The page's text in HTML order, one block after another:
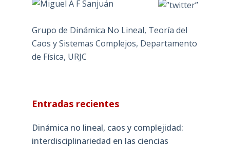
Grupo de Dinámica No Lineal, Teoría del
Caos y Sistemas Complejos, Departamento
de Física, URJC
Entradas recientes
Dinámica no lineal, caos y complejidad:
interdisciplinariedad en las ciencias